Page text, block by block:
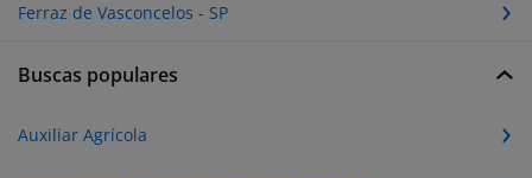
Ferraz de Vasconcelos - SP
Buscas populares
Auxiliar Agrícola